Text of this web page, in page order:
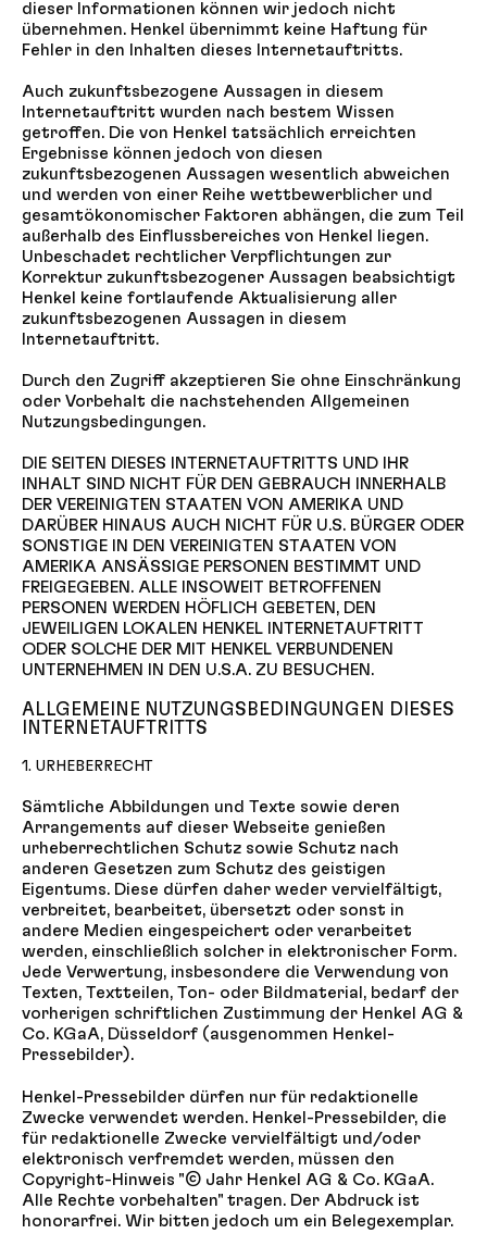
dieser Informationen können wir jedoch nicht
übernehmen. Henkel übernimmt keine Haftung für
Fehler in den Inhalten dieses Internetauftritts.
Auch zukunftsbezogene Aussagen in diesem
Internetauftritt wurden nach bestem Wissen
getroffen. Die von Henkel tatsächlich erreichten
Ergebnisse können jedoch von diesen
zukunftsbezogenen Aussagen wesentlich abweichen
und werden von einer Reihe wettbewerblicher und
gesamtökonomischer Faktoren abhängen, die zum Teil
außerhalb des Einflussbereiches von Henkel liegen.
Unbeschadet rechtlicher Verpflichtungen zur
Korrektur zukunftsbezogener Aussagen beabsichtigt
Henkel keine fortlaufende Aktualisierung aller
zukunftsbezogenen Aussagen in diesem
Internetauftritt.
Durch den Zugriff akzeptieren Sie ohne Einschränkung
oder Vorbehalt die nachstehenden Allgemeinen
Nutzungsbedingungen.
DIE SEITEN DIESES INTERNETAUFTRITTS UND IHR
INHALT SIND NICHT FÜR DEN GEBRAUCH INNERHALB
DER VEREINIGTEN STAATEN VON AMERIKA UND
DARÜBER HINAUS AUCH NICHT FÜR U.S. BÜRGER ODER
SONSTIGE IN DEN VEREINIGTEN STAATEN VON
AMERIKA ANSÄSSIGE PERSONEN BESTIMMT UND
FREIGEGEBEN. ALLE INSOWEIT BETROFFENEN
PERSONEN WERDEN HÖFLICH GEBETEN, DEN
JEWEILIGEN LOKALEN HENKEL INTERNETAUFTRITT
ODER SOLCHE DER MIT HENKEL VERBUNDENEN
UNTERNEHMEN IN DEN U.S.A. ZU BESUCHEN.
ALLGEMEINE NUTZUNGSBEDINGUNGEN DIESES
INTERNETAUFTRITTS
1. URHEBERRECHT
Sämtliche Abbildungen und Texte sowie deren
Arrangements auf dieser Webseite genießen
urheberrechtlichen Schutz sowie Schutz nach
anderen Gesetzen zum Schutz des geistigen
Eigentums. Diese dürfen daher weder vervielfältigt,
verbreitet, bearbeitet, übersetzt oder sonst in
andere Medien eingespeichert oder verarbeitet
werden, einschließlich solcher in elektronischer Form.
Jede Verwertung, insbesondere die Verwendung von
Texten, Textteilen, Ton- oder Bildmaterial, bedarf der
vorherigen schriftlichen Zustimmung der Henkel AG &
Co. KGaA, Düsseldorf (ausgenommen Henkel-
Pressebilder).
Henkel-Pressebilder dürfen nur für redaktionelle
Zwecke verwendet werden. Henkel-Pressebilder, die
für redaktionelle Zwecke vervielfältigt und/oder
elektronisch verfremdet werden, müssen den
Copyright-Hinweis "© Jahr Henkel AG & Co. KGaA.
Alle Rechte vorbehalten" tragen. Der Abdruck ist
honorarfrei. Wir bitten jedoch um ein Belegexemplar.